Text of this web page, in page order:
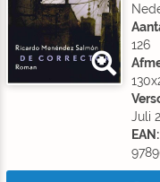
126
Juli
EAN: